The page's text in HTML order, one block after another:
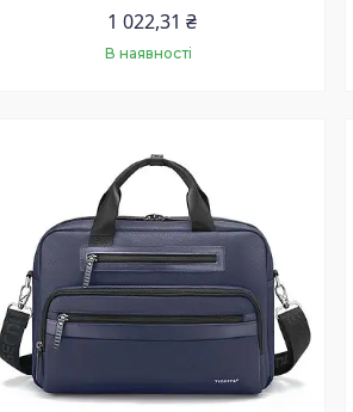
1 022,31 ₴
В наявності